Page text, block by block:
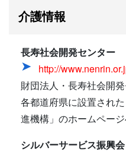
介護情報
長寿社会開発センター
http://
財団法人・長寿社会開
各都道府県に設置され
進機構」のホームペー
シルバーサービス振興会